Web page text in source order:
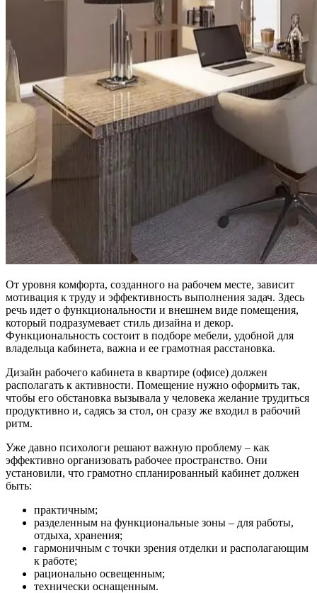
От уровня комфорта, созданного на рабочем месте, зависит
мотивация к труду и эффективность выполнения задач. Здесь
речь идет о функциональности и внешнем виде помещения,
который подразумевает стиль дизайна и декор.
Функциональность состоит в подборе мебели, удобной для
владельца кабинета, важна и ее грамотная расстановка.
Дизайн рабочего кабинета в квартире (офисе) должен
располагать к активности. Помещение нужно оформить так,
чтобы его обстановка вызывала у человека желание трудиться
продуктивно и, садясь за стол, он сразу же входил в рабочий
ритм.
Уже давно психологи решают важную проблему – как
эффективно организовать рабочее пространство. Они
установили, что грамотно спланированный кабинет должен
быть:
практичным;
разделенным на функциональные зоны – для работы,
отдыха, хранения;
гармоничным с точки зрения отделки и располагающим
к работе;
рационально освещенным;
технически оснащенным.